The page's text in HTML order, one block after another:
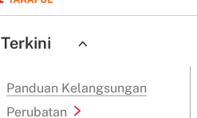
Terkini
Panduan Kelangsungan
Perubatan